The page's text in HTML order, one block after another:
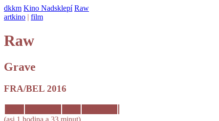
dkkm Kino Nadsklepí Raw
artkino | film
Raw
Grave
FRA/BEL 2016
(asi 1 hodina a 33 minut)